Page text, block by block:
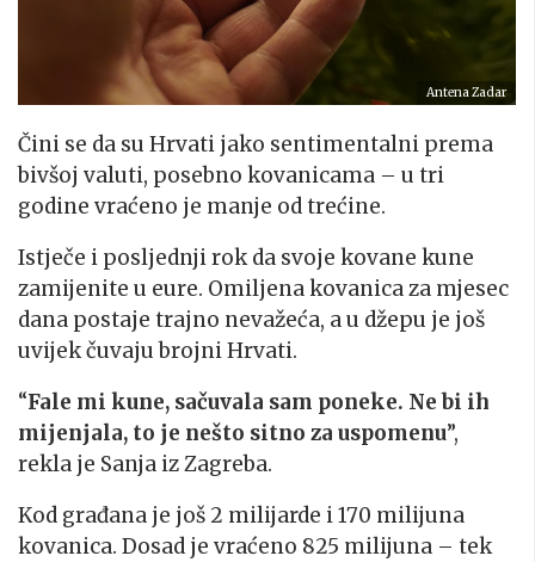
Antena Zadar
Čini se da su Hrvati jako sentimentalni prema
bivšoj valuti, posebno kovanicama – u tri
godine vraćeno je manje od trećine.
Istječe i posljednji rok da svoje kovane kune
zamijenite u eure. Omiljena kovanica za mjesec
dana postaje trajno nevažeća, a u džepu je još
uvijek čuvaju brojni Hrvati.
“Fale mi kune, sačuvala sam poneke. Ne bi ih
mijenjala, to je nešto sitno za uspomenu”,
rekla je Sanja iz Zagreba.
Kod građana je još 2 milijarde i 170 milijuna
kovanica. Dosad je vraćeno 825 milijuna – tek